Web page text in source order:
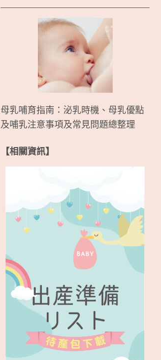
母乳哺育指南：泌乳時機、母乳優點
及哺乳注意事項及常見問題總整理
【相關資訊】